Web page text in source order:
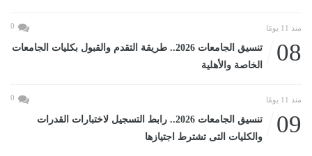
منذ 11 يومًا 0
08
تنسيق الجامعات 2026.. طريقة التقدم والقبول بكليات الجامعات
الخاصة والأهلية
منذ 11 يومًا 0
09
تنسيق الجامعات 2026.. رابط التسجيل لاختبارات القدرات
والكليات التى تشترط اجتيازها